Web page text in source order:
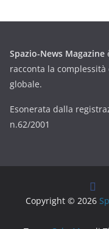
Spazio-News Magazine
racconta la
globale.
Esonerata dalla
n.62/2001
Copyright © 2026